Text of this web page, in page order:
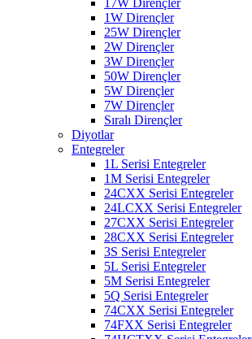
17W Dirençler
1W Dirençler
25W Dirençler
2W Dirençler
3W Dirençler
50W Dirençler
5W Dirençler
7W Dirençler
Sıralı Dirençler
Diyotlar
Entegreler
1L Serisi Entegreler
1M Serisi Entegreler
24CXX Serisi Entegreler
24LCXX Serisi Entegreler
27CXX Serisi Entegreler
28CXX Serisi Entegreler
3S Serisi Entegreler
5L Serisi Entegreler
5M Serisi Entegreler
5Q Serisi Entegreler
74CXX Serisi Entegreler
74FXX Serisi Entegreler